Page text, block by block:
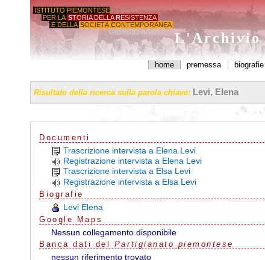
ISTITUTO PIEMONTESE
PER LA STORIA DELLA RESISTENZA
E DELLA SOCIETÀ CONTEMPORANEA
'GIORGIO AGOSTI'
L'Archivio
home premessa biografie
Risultato della ricerca sulla parola chiave: Levi, Elena
Documenti
Trascrizione intervista a Elena Levi
Registrazione intervista a Elena Levi
Trascrizione intervista a Elsa Levi
Registrazione intervista a Elsa Levi
Biografie
Levi Elena
G oo g e Maps
Nessun collegamento disponibile
Banca dati del Partigianato piemontese
nessun riferimento trovato